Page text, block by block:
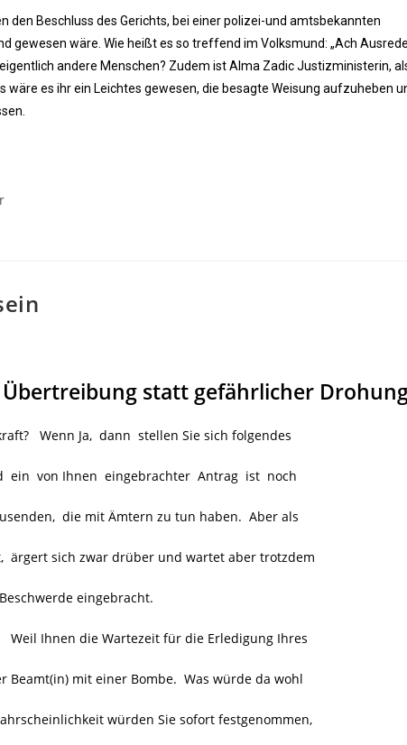
den Beschluss des Gerichts, bei einer polizei-und amtsbekannten
gewesen wäre. Wie heißt es so treffend im Volksmund: „Ach
andere Menschen? Zudem ist Alma Zadic Justizministerin,
es ihr ein Leichtes gewesen, die besagte Weisung aufzuheben
statt gefährlicher
Wenn Ja, dann stellen Sie sich folgendes
von Ihnen eingebrachter Antrag ist noch
die mit Ämtern zu tun haben. Aber als
sich zwar drüber und wartet aber trotzdem
eingebracht.
Ihnen die Wartezeit für die Erledigung Ihres
Beamt(in) mit einer Bombe. Was würde da wohl
würden Sie sofort festgenommen,